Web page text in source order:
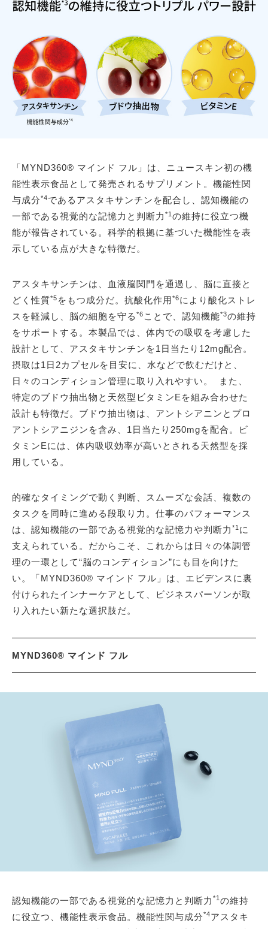
「MYND360® マインド フル」は、ニュースキン初の機
能性表示食品として発売されるサプリメント。機能性関
与成分*4であるアスタキサンチンを配合し、認知機能の
一部である視覚的な記憶力と判断力 *1 の維持に役立つ機
能が報告されている。科学的根拠に基づいた機能性を表
示している点が大きな特徴だ。
アスタキサンチンは、血液脳関門を通過し、脳に直接と
どく性質*5 をもつ成分だ。抗酸化作用*6により酸化ストレ
スを軽減し、脳の細胞を守る *6 ことで、認知機能*3の維持
をサポートする。本製品では、体内での吸収を考慮した
設計として、アスタキサンチンを1日当たり12mg配合。
摂取は1日2カプセルを目安に、水などで飲むだけと、
日々のコンディション管理に取り入れやすい。 また、
特定のブドウ抽出物と天然型ビタミンEを組み合わせた
設計も特徴だ。ブドウ抽出物は、アントシアニンとプロ
アントシアニジンを含み、1日当たり250mgを配合。ビ
タミンEには、体内吸収効率が高いとされる天然型を採
用している。
的確なタイミングで動く判断、スムーズな会話、複数の
タスクを同時に進める段取り力。仕事のパフォーマンス
は、認知機能の一部である視覚的な記憶力や判断力 *1 に
支えられている。だからこそ、これからは日々の体調管
理の一環として“脳のコンディション”にも目を向けた
い。「MYND360® マインド フル」は、エビデンスに裏
付けられたインナーケアとして、ビジネスパーソンが取
り入れたい新たな選択肢だ。
MYND360® マインド フル
認知機能の一部である視覚的な記憶力と判断力 *1 の維持
に役立つ、機能性表示食品。機能性関与成分*4アスタキ